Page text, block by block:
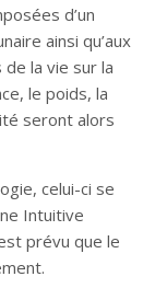
d’un
ainsi qu’aux
la vie sur la
le poids, la
seront alors
celui-ci se
Intuitive
prévu que le